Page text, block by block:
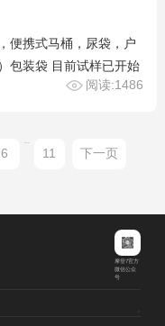
便携式马桶，尿袋，户
包装袋 目前试样已开始
阅读:1486
6
...
11 下一页
摩登7官方
微信公众
号